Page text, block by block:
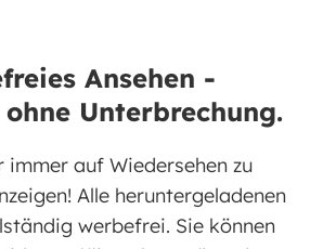
Ansehen -
Unterbrechung.
immer auf Wiedersehen zu
Alle heruntergeladenen
werbefrei. Sie können